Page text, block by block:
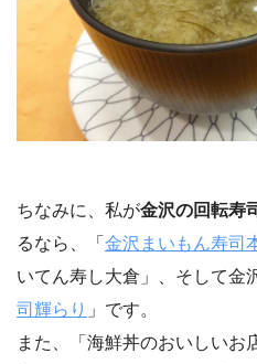
ちなみに、私が金沢の回転寿
るなら、「 金沢まいもん寿司
いてん寿し大倉」、そして金
司輝らり 」です。
また、「海鮮丼のおいしいお